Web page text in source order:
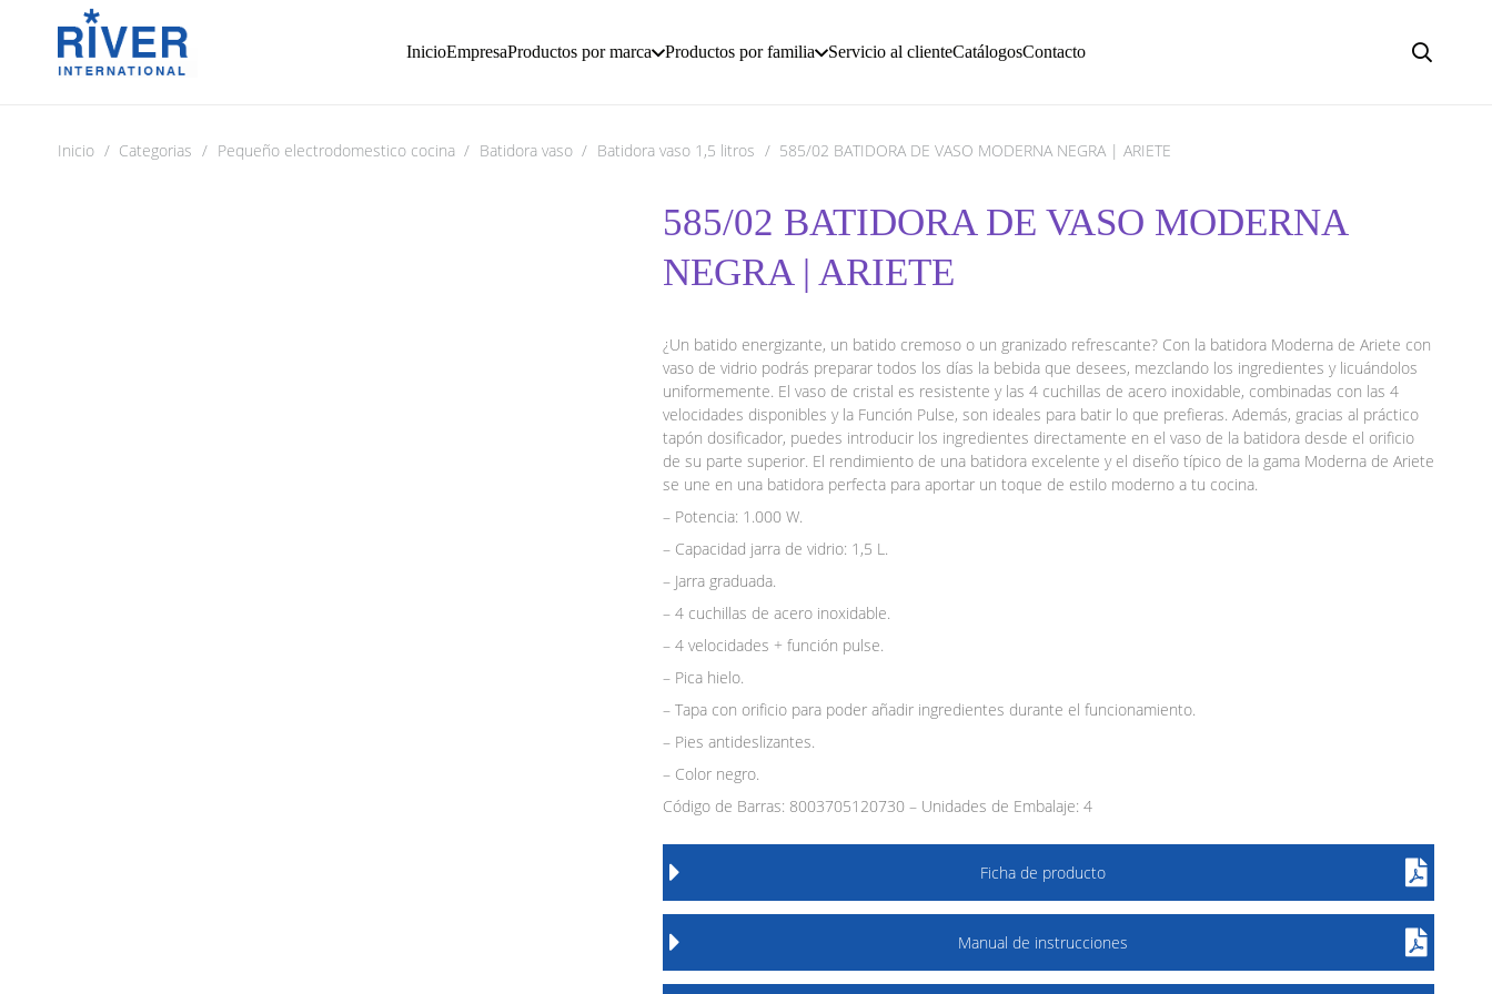
InicioEmpresaProductos por marca Productos por familia Servicio al clienteCatálogosContacto
Inicio / Categorias / Pequeño electrodomestico cocina / Batidora vaso / Batidora vaso 1,5 litros / 585/02 BATIDORA DE VASO MODERNA NEGRA | ARIETE
585/02 BATIDORA DE VASO MODERNA
NEGRA | ARIETE
¿Un batido energizante, un batido cremoso o un granizado refrescante? Con la batidora Moderna de Ariete con
vaso de vidrio podrás preparar todos los días la bebida que desees, mezclando los ingredientes y licuándolos
uniformemente. El vaso de cristal es resistente y las 4 cuchillas de acero inoxidable, combinadas con las 4
velocidades disponibles y la Función Pulse, son ideales para batir lo que prefieras. Además, gracias al práctico
tapón dosificador, puedes introducir los ingredientes directamente en el vaso de la batidora desde el orificio
de su parte superior. El rendimiento de una batidora excelente y el diseño típico de la gama Moderna de Ariete
se une en una batidora perfecta para aportar un toque de estilo moderno a tu cocina.
– Potencia: 1.000 W.
– Capacidad jarra de vidrio: 1,5 L.
– Jarra graduada.
– 4 cuchillas de acero inoxidable.
– 4 velocidades + función pulse.
– Pica hielo.
– Tapa con orificio para poder añadir ingredientes durante el funcionamiento.
– Pies antideslizantes.
– Color negro.
Código de Barras: 8003705120730 – Unidades de Embalaje: 4
Ficha de producto
Manual de instrucciones